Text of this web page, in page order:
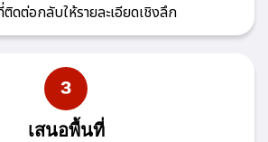
ติดต่อกลับให้รายละเอียดเชิงลึก
เสนอพื้นที่